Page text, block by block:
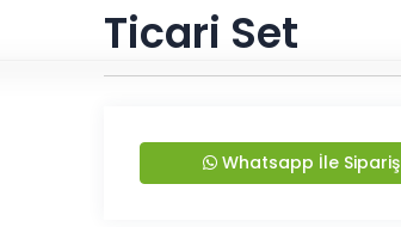
Ticari Set
Whatsapp İle Sipariş